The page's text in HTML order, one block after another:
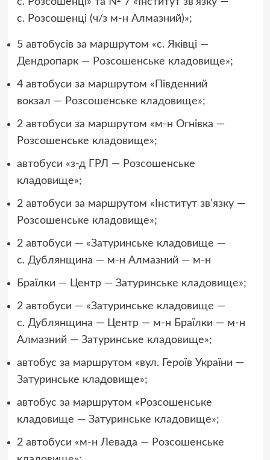
с. Розсошенці (ч/з м-н Алмазний)»;
5 автобусів за маршрутом «с. Яківці —
Дендропарк — Розсошенське кладовище»;
4 автобуси за маршрутом «Південний
вокзал — Розсошенське кладовище»;
2 автобуси за маршрутом «м-н Огнівка —
Розсошенське кладовище»;
автобуси «з-д ГРЛ — Розсошенське
кладовище»;
2 автобуси за маршрутом «Інститут зв’язку —
Розсошенське кладовище»;
2 автобуси — «Затуринське кладовище —
с. Дублянщина — м-н Алмазний — м-н
Браїлки — Центр — Затуринське кладовище»;
2 автобуси — «Затуринське кладовище —
с. Дублянщина — Центр — м-н Браїлки — м-н
Алмазний — Затуринське кладовище»;
автобус за маршрутом «вул. Героїв України —
Затуринське кладовище»;
автобус за маршрутом «Розсошенське
кладовище — Затуринське кладовище»;
2 автобуси «м-н Левада — Розсошенське